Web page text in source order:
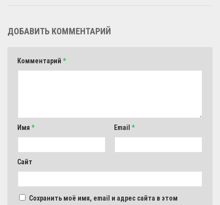
ДОБАВИТЬ КОММЕНТАРИЙ
Комментарий *
Имя * Email *
Сайт
Сохранить моё имя, email и адрес сайта в этом